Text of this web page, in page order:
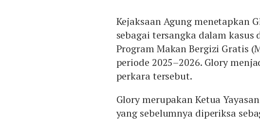
Kejaksaan Agung menetapkan
sebagai tersangka dalam
Program Makan Bergizi Gratis
periode 2025–2026. Glory
perkara tersebut.
Glory merupakan Ketua
yang sebelumnya diperiksa